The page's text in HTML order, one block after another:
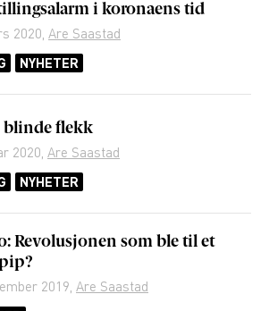
i koronaens tid
2020, Are Saastad
NYHETER
blinde flekk
2020, Are Saastad
NYHETER
Revolusjonen som ble til et
2019, Are Saastad